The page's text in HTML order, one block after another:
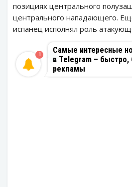
позициях центрального
центрального нападающего.
испанец исполнял роль
Самые интересные
в Telegram – быстро,
рекламы
1